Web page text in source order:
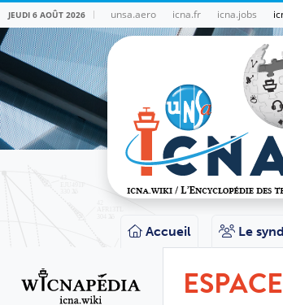
JEUDI 6 AOÛT 2026 unsa.aero icna.fr icna.jobs
Accueil Le